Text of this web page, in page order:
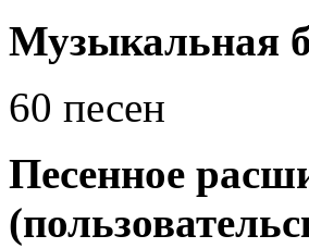
Музыкальная
60 песен
Песенное
(